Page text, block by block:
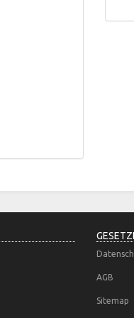
AGB
Sitemap